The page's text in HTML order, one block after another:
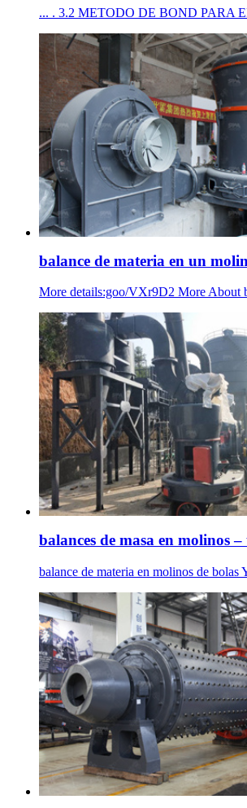
... . 3.2 METODO DE BOND PARA
balance de materia en un
More details:goo/VXr9D2 More About
balances de masa en molinos
balance de materia en molinos de bolas